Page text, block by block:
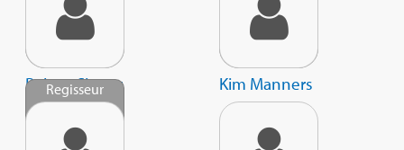
Robert Singer Kim Manners
Regisseur